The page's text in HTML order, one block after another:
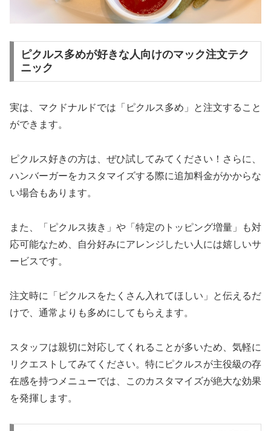
ピクルス多めが好きな人向けのマック注文テク
ニック
実は、マクドナルドでは「ピクルス多め」と注文すること
ができます。
ピクルス好きの方は、ぜひ試してみてください！さらに、
ハンバーガーをカスタマイズする際に追加料金がかからな
い場合もあります。
また、「ピクルス抜き」や「特定のトッピング増量」も対
応可能なため、自分好みにアレンジしたい人には嬉しいサ
ービスです。
注文時に「ピクルスをたくさん入れてほしい」と伝えるだ
けで、通常よりも多めにしてもらえます。
スタッフは親切に対応してくれることが多いため、気軽に
リクエストしてみてください。特にピクルスが主役級の存
在感を持つメニューでは、このカスタマイズが絶大な効果
を発揮します。